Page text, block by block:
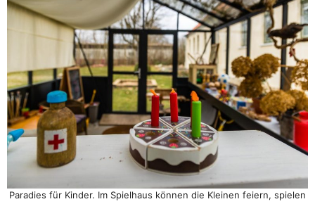
Paradies für Kinder. Im Spielhaus können die Kleinen feiern, spielen